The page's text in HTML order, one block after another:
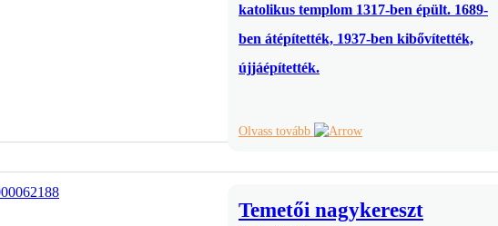
katolikus templom 1317-ben épült. 1689-
ben átépítették, 1937-ben kibővítették,
újjáépítették.
Olvass tovább
Temetői nagykereszt